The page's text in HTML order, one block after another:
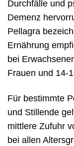
Durchfälle und
Demenz
Pellagra
Ernährung
bei
Frauen und 14-
Für bestimmte
und Stillende
mittlere Zufuhr
bei allen